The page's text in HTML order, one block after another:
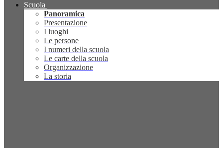
Scuola
Panoramica
Presentazione
I luoghi
Le persone
I numeri della scuola
Le carte della scuola
Organizzazione
La storia